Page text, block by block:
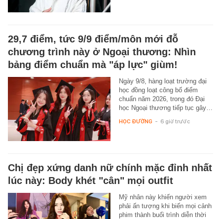
29,7 điểm, tức 9/9 điểm/môn mới đỗ
chương trình này ở Ngoại thương: Nhìn
bảng điểm chuẩn mà "áp lực" giùm!
Ngày 9/8, hàng loạt trường đại
học đồng loạt công bố điểm
chuẩn năm 2026, trong đó Đại
học Ngoại thương tiếp tục gây…
HỌC ĐƯỜNG - 6 giờ trước
Chị đẹp xứng danh nữ chính mặc đỉnh nhất
lúc này: Body khét "cân" mọi outfit
Mỹ nhân này khiến người xem
phải ấn tượng khi biến mọi cảnh
phim thành buổi trình diễn thời